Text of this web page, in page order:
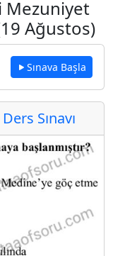
Mezuniyet
Ağustos)
Sınava Başla
Sınavı